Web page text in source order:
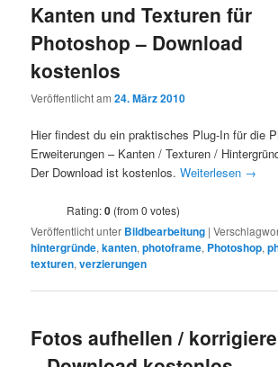
Kanten und Texturen für
Photoshop – Download
kostenlos
Veröffentlicht am24. März 2010
Hier findest du ein praktisches Plug-In für die
Erweiterungen – Kanten / Texturen /
Der Download ist kostenlos.Weiterlesen →
Rating:0 (from 0 votes)
Veröffentlicht unter Bildbearbeitung |
hintergründe,kanten,photoframe, Photoshop,
texturen,verzierungen
Fotos aufhellen /